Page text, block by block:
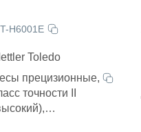
весами
взвешивание
H6001E
Toledo
прецизионные,
точности II